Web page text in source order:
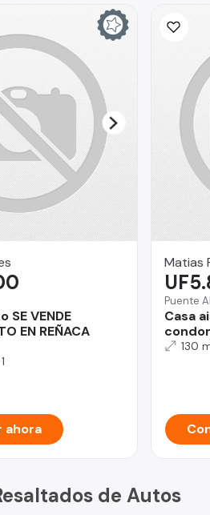
VENDE
EN REÑACA
1
ahora
Matias
Puente
Casa
130
de Autos